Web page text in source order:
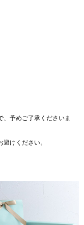
、予めご了承くださいま
けください。